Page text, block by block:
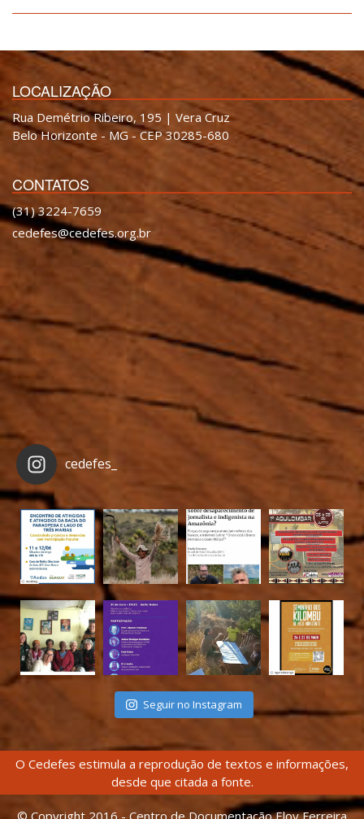
LOCALIZAÇÃO
Rua Demétrio Ribeiro, 195 | Vera Cruz
Belo Horizonte - MG - CEP 30285-680
CONTATOS
(31) 3224-7659
cedefes@cedefes.org.br
cedefes_
Seguir no Instagram
O Cedefes estimula a reprodução de textos e informações,
desde que citada a fonte.
© Copyright 2016 - Centro de Documentação Eloy Ferreira